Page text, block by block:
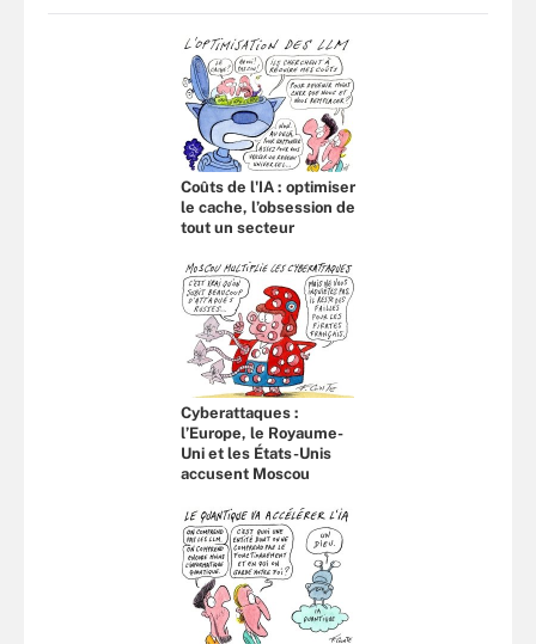
Coûts de l'IA : optimiser
le cache, l’obsession de
tout un secteur
Cyberattaques :
l’Europe, le Royaume-
Uni et les États-Unis
accusent Moscou